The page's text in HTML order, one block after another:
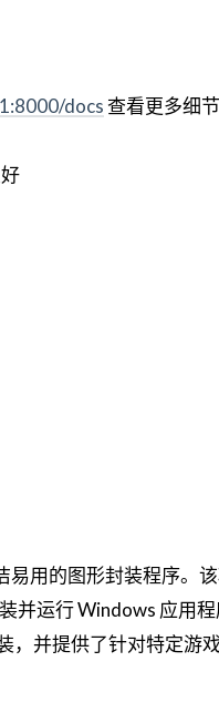
docs查看更多细节
易用的图形封装程序。
并运行 Windows 应用
，并提供了针对特定游